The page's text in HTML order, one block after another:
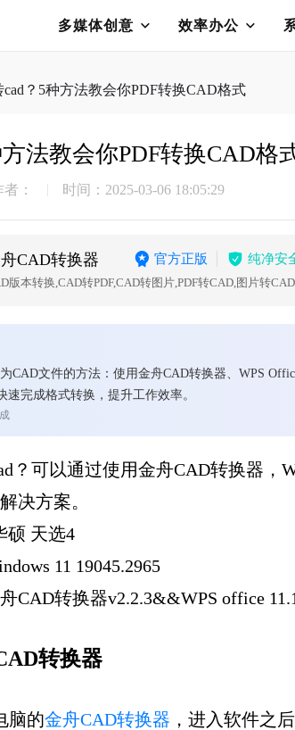
多媒体创意 效率办公
cad？5种方法教会你PDF转换CAD格式
法教会你PDF转换CAD格
： 时间：2025-03-06 18:05:29
CAD转换器 官方正版 纯净安
CAD文件的方法：使用金舟CAD转换器、WPS
速完成格式转换，提升工作效率。
？ 可以通过使用金舟CAD转换器，
决方案。
硕 天选4
11 19045.2965
CAD转换器v2.2.3&&WPS office
转换器
脑的金舟CAD转换器 ，进入软件之